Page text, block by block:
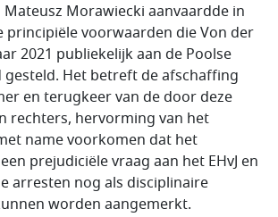
Morawiecki aanvaardde in
principiële voorwaarden die Von der
2021 publiekelijk aan de Poolse
Het betreft de afschaffing
en terugkeer van de door deze
rechters, hervorming van het
name voorkomen dat het
prejudiciële vraag aan het EHvJ en
arresten nog als disciplinaire
worden aangemerkt.